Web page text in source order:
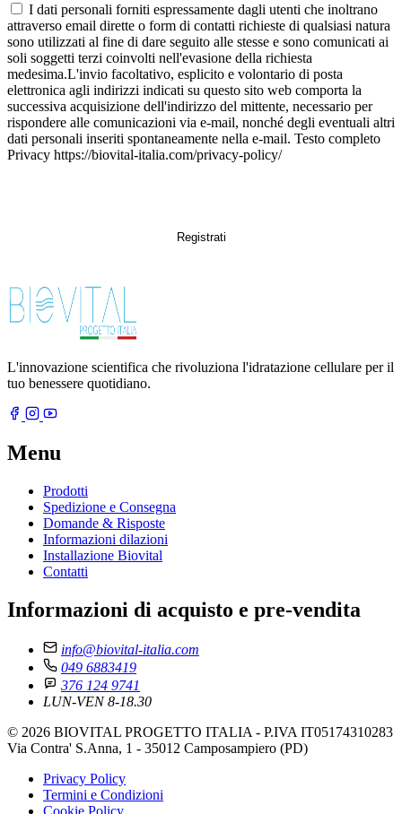
I dati personali forniti espressamente dagli utenti che inoltrano
attraverso email dirette o form di contatti richieste di qualsiasi natura
sono utilizzati al fine di dare seguito alle stesse e sono comunicati ai
soli soggetti terzi coinvolti nell'evasione della richiesta
medesima.L'invio facoltativo, esplicito e volontario di posta
elettronica agli indirizzi indicati su questo sito web comporta la
successiva acquisizione dell'indirizzo del mittente, necessario per
rispondere alle comunicazioni via e-mail, nonché degli eventuali altri
dati personali inseriti spontaneamente nella e-mail. Testo completo
Privacy https://biovital-italia.com/privacy-policy/
L'innovazione scientifica che rivoluziona l'idratazione cellulare per il
tuo benessere quotidiano.
Menu
Prodotti
Spedizione e Consegna
Domande & Risposte
Informazioni dilazioni
Installazione Biovital
Contatti
Informazioni di acquisto e pre-vendita
info@biovital-italia.com
049 6883419
376 124 9741
LUN-VEN 8-18.30
© 2026 BIOVITAL PROGETTO ITALIA - P.IVA IT05174310283
Via Contra' S.Anna, 1 - 35012 Camposampiero (PD)
Privacy Policy
Termini e Condizioni